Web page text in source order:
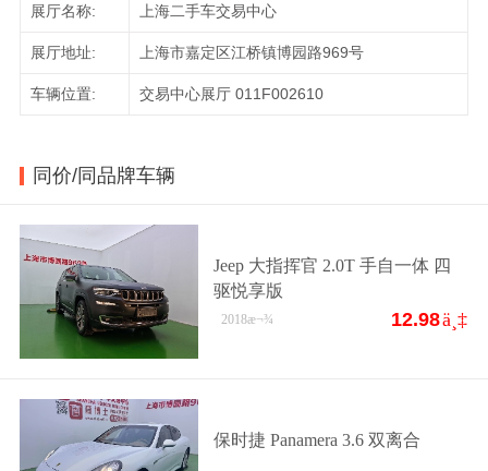
展厅名称: 上海二手车交易中心
展厅地址: 上海市嘉定区江桥镇博园路969号
车辆位置: 交易中心展厅 011F002610
同价/同品牌车辆
Jeep 大指挥官 2.0T 手自一体 四
驱悦享版
12.98ä¸‡
2018æ¬¾
保时捷 Panamera 3.6 双离合